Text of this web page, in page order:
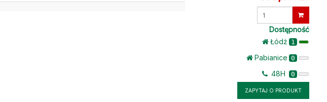
Dostępność
Łódż 1
Pabianice 0
48H 0
ZAPYTAJ O PRODUKT